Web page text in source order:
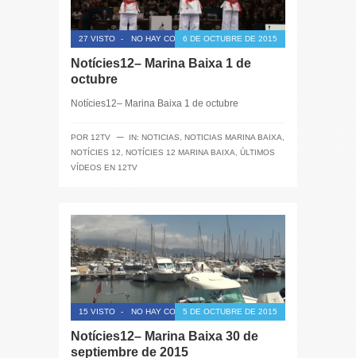
27 VISTO - NO HAY COMENTARIOS6 DE OCTUBRE DE 2015
Notícies12– Marina Baixa 1 de
octubre
Notícies12– Marina Baixa 1 de octubre
POR 12TV ─ IN: NOTICIAS NOTICIAS MARINA BAIXA
NOTÍCIES 12
NOTÍCIES 12 MARINA BAIXA
ÚLTIMOS
VÍDEOS EN 12TV
15 VISTO - NO HAY COMENTARIOS5 DE OCTUBRE DE 2015
Notícies12– Marina Baixa 30 de
septiembre de 2015